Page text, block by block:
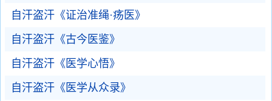
自汗盗汗《证治准绳·疡医》
自汗盗汗《古今医鉴》
自汗盗汗《医学心悟》
自汗盗汗《医学从众录》